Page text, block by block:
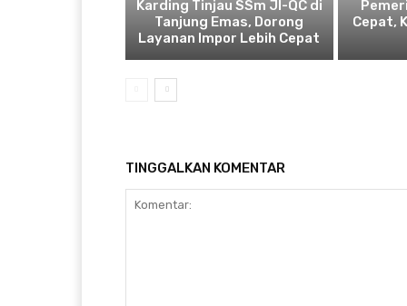
Karding Tinjau SSm JI-QC di
Tanjung Emas, Dorong
Layanan Impor Lebih Cepat
Cepat,
TINGGALKAN KOMENTAR